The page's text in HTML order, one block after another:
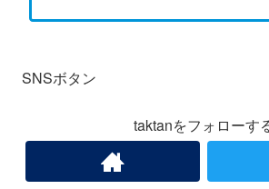
SNSボタン
taktanをフォローす